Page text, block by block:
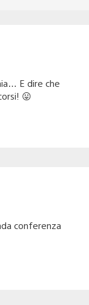
E dire che
😛
conferenza